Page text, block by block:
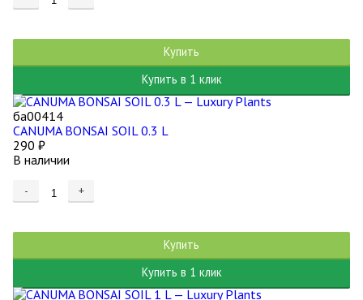
Купить
Купить в 1 клик
ба00414
CANUMA BONSAI SOIL 0.3 L
290 ₽
В наличии
- +
Купить
Купить в 1 клик